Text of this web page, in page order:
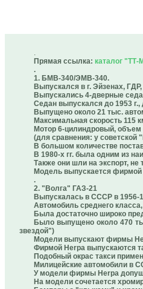
.
Прямая ссылка: каталог
.
1. БМВ-340/ЭМВ-340.
Выпускался в г. Эйзенах,
Выпускались 4-дверные
Седан выпускался до 1953
Выпущено около 21 тыс.
Максимальная скорость 115
Мотор 6-цилиндровый, объем
(для сравнения: у
В большом количестве
В 1980-х гг. была одним из
Также они шли на экспорт,
Модель выпускается фирмой
.
2. "Волга" ГАЗ-21
Выпускалась в СССР в 1956-
Автомобиль среднего
Была достаточно широко
Было выпущено около 470
звездой")
Модели выпускают фирмы
Фирмой Herpa выпускаются
Подобный окрас такси
Милицейские автомобили в
У модели фирмы Herpa
На модели сочетается